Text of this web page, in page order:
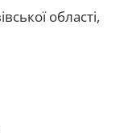
області,